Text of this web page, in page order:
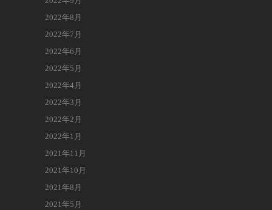
2022年8月
2022年7月
2022年6月
2022年5月
2022年4月
2022年3月
2022年2月
2022年1月
2021年11月
2021年10月
2021年8月
2021年5月